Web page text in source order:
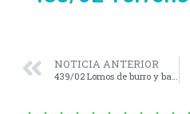
NOTICIA ANTERIOR
439/02 Lomos de burro y bacheos